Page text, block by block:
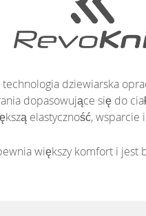
dziewiarska
dopasowujące się do
elastyczność, wsparcie
większy komfort i